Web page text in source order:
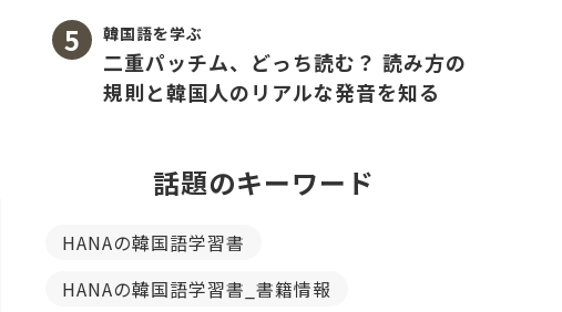
韓国語を学ぶ
二重パッチム、どっち読む？ 読み方の
規則と韓国人のリアルな発音を知る
話題のキーワード
HANAの韓国語学習書
HANAの韓国語学習書_書籍情報